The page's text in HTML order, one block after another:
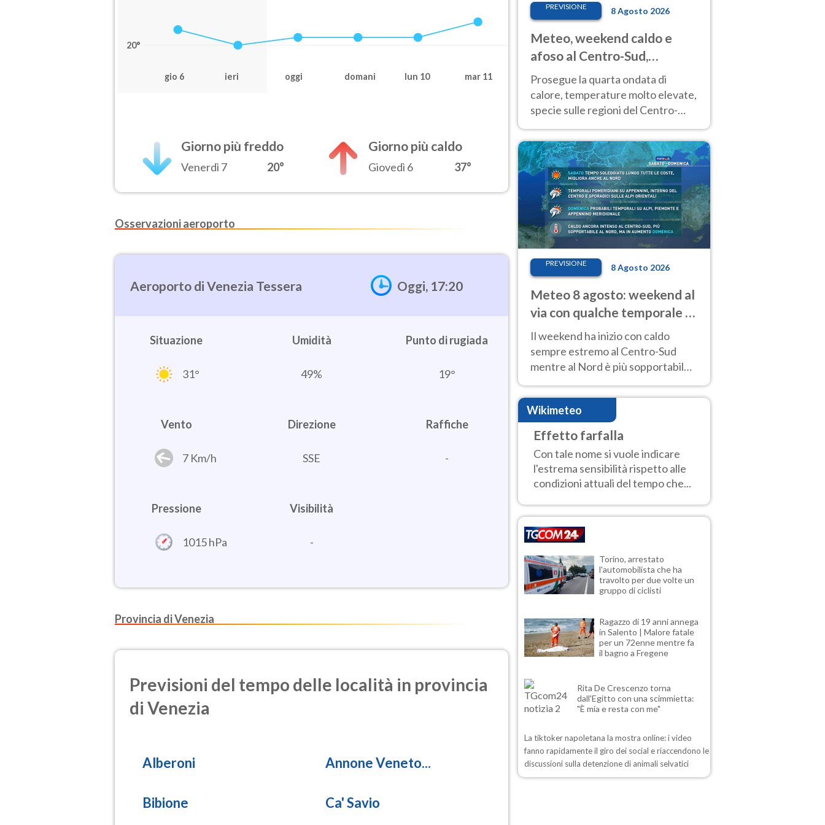
20°
gio 6 ieri oggi domani lun 10 mar 11
Giorno più freddo
Venerdì 7 20°
Giorno più caldo
Giovedì 6 37°
Osservazioni aeroporto
Venezia Tessera Oggi, 17:20
Situazione
31°
Umidità
49% 19°
Vento
7 Km/h
Direzione
SSE
Raffiche
-
Pressione
1015 hPa
Visibilità
-
Provincia di Venezia
Previsioni del tempo delle località in provincia
di Venezia
Alberoni Annone Veneto...
Bibione Ca' Savio
PREVISIONE 8 Agosto 2026
Meteo, weekend caldo e
afoso al Centro-Sud,
temporali sui rilievi
Prosegue la quarta ondata di
calore, temperature molto elevate,
specie sulle regioni del Centro-
aree montuose
PREVISIONE 8 Agosto 2026
Meteo 8 agosto: weekend al
via con qualche temporale e
caldo estremo al Centro-Sud
Il weekend ha inizio con caldo
sempre estremo al Centro-Sud
mentre al Nord è più sopportabile
fino a domenica 9. Temporali di
calore sui rilievi.
Wikimeteo
Effetto farfalla
Con tale nome si vuole indicare
l'estrema sensibilità rispetto alle
condizioni attuali del tempo che...
Torino, arrestato
l'automobilista che ha
travolto per due volte un
gruppo di ciclisti
Ragazzo di 19 anni annega
in Salento | Malore fatale
per un 72enne mentre fa
il bagno a Fregene
Rita De Crescenzo torna
dall'Egitto con una scimmietta:
"È mia e resta con me"
La tiktoker napoletana la mostra online: i video
fanno rapidamente il giro dei social e riaccendono le
discussioni sulla detenzione di animali selvatici